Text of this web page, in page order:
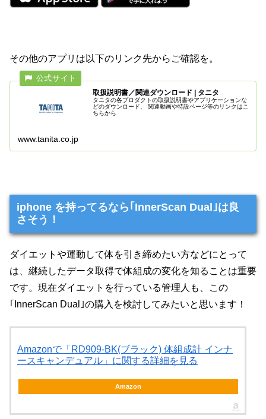
その他のアプリは以下のリンク先からご確認を。
取扱説明書／関連ダウンロード | タニタ
タニタの各プロダクトの取扱説明書やアプリケーションな
どのダウンロード、 関連動画や特設ページ等のリンクはこ
ちらから
www.tanita.co.jp
iphone を持ってるなら｢InnerScan Dual｣は良
さそう！
ダイエットや運動して体を引き締めたい方などにとって
は、継続したデータ取得で体組成の変化を知ることは重要
です。現在ダイエットを行っている管理人も、この
｢InnerScan Dual｣の購入を検討してみたいと思います！
Amazonで「RD909-BK(ブラック) 体組成計 インナ
ースキャンデュアル」に関する詳細を見る
Amazon